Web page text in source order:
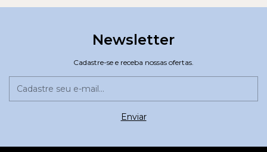
Newsletter
Cadastre-se e receba nossas ofertas.